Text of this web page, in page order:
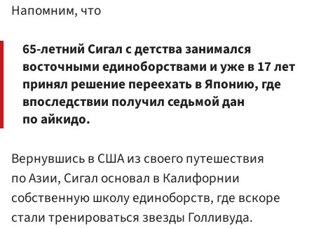
Напомним, что
65-летний Сигал с детства занимался
восточными единоборствами и уже в 17 лет
принял решение переехать в Японию, где
впоследствии получил седьмой дан
по айкидо.
Вернувшись в США из своего путешествия
по Азии, Сигал основал в Калифорнии
собственную школу единоборств, где вскоре
стали тренироваться звезды Голливуда.